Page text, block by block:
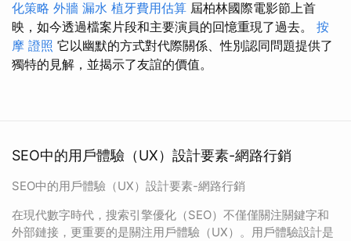
化策略 外牆 漏水 植牙費用估算 屆柏林國際電影節上首
映，如今透過檔案片段和主要演員的回憶重現了過去。 按
摩 證照 它以幽默的方式對代際關係、性別認同問題提供了
獨特的見解，並揭示了友誼的價值。
SEO中的用戶體驗（UX）設計要素-網路行銷
SEO中的用戶體驗（UX）設計要素-網路行銷
在現代數字時代，搜索引擎優化（SEO）不僅僅關注關鍵字和
外部鏈接，更重要的是關注用戶體驗（UX）。用戶體驗設計是